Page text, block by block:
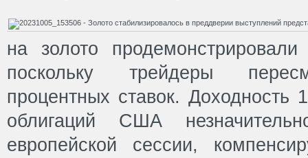
на золото продемонстрировали
поскольку трейдеры
процентных ставок. Доходность
облигаций США
европейской сессии,